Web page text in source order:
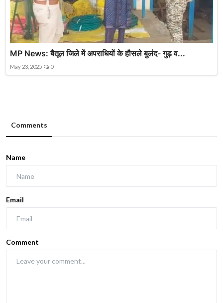
MP News: बैतूल जिले में अपराधियों के हौसले बुलंद- गुड़ व...
May 23, 2025 0
Comments
Name
Email
Comment